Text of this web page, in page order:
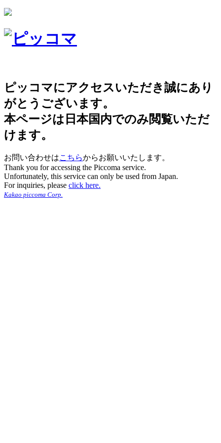
ピッコマにアクセスいただき誠にあり
がとうございます。
本ページは日本国内でのみ閲覧いただ
けます。
お問い合わせはこちらからお願いいたします。
Thank you for accessing the Piccoma service.
Unfortunately, this service can only be used from Japan.
For inquiries, please click here.
Kakao piccoma Corp.